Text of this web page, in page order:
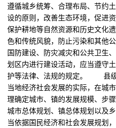
遵循城乡统筹、合理布局、节约
设的原则，改善生态环境，促进
保护耕地等自然资源和历史文化
色和传统风貌，防止污染和其他
国防建设、防灾减灾和公共卫
划区内进行建设活动，应当遵守
护等法律、法规的规定。 县级
当地经济社会发展的实际，在城
理确定城市、镇的发展规模、
城市总体规划、镇总体规划以及
当依据国民经济和社会发展规划